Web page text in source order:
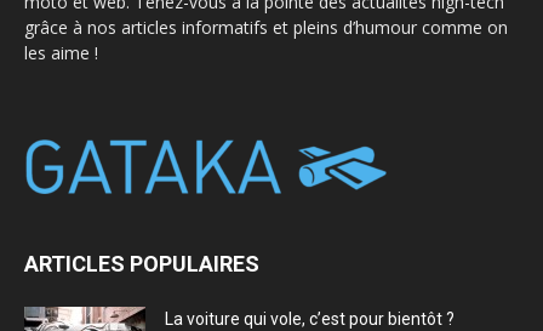
grâce à nos articles informatifs et pleins d’humour comme on
les aime !
ARTICLES POPULAIRES
La voiture qui vole, c’est pour bientôt ?